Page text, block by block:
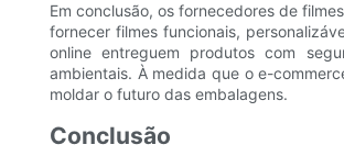
Em conclusão, os fornecedores de
fornecer filmes funcionais,
online entreguem produtos com
ambientais. À medida que o e-
moldar o futuro das embalagens.
Conclusão